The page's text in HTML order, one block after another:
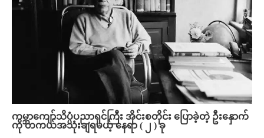
ကမ္ဘာကျော်သိပ္ပံပညာရှင်ကြီး အိုင်းစတိုင်း ပြောခဲ့တဲ့ ဦးနှောက်
ကို တကယ်အသုံးချရမယ့် နေရာ ( ၂ ) ခု